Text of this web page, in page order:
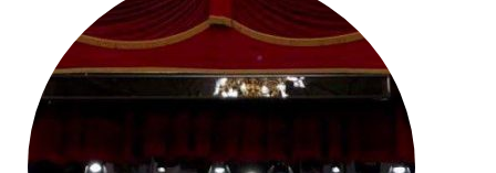
BAR & LOUNGE
RESTAURANT
FITNESS & SAUNA
GALERIE FOTO